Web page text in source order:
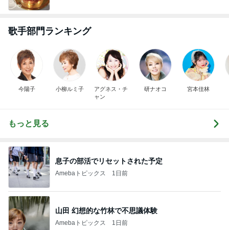
歌手部門ランキング
今陽子 小柳ルミ子
アグネス・チ
ャン
研ナオコ 宮本佳林
もっと見る
息子の部活でリセットされた予定
Amebaトピックス 1日前
山田 幻想的な竹林で不思議体験
Amebaトピックス 1日前